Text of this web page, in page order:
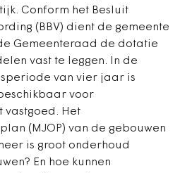
Conform het Besluit
(BBV) dient de gemeente
Gemeenteraad de dotatie
vast te leggen. In de
van vier jaar is
voor
vastgoed. Het
(MJOP) van de gebouwen
is groot onderhoud
En hoe kunnen